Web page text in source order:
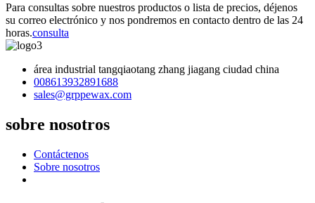
Para consultas sobre nuestros productos o lista de precios, déjenos
su correo electrónico y nos pondremos en contacto dentro de las 24
horas.consulta
área industrial tangqiaotang zhang jiagang ciudad china
008613932891688
sales@grppewax.com
sobre nosotros
Contáctenos
Sobre nosotros